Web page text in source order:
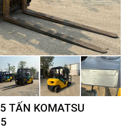
TẤN KOMATSU